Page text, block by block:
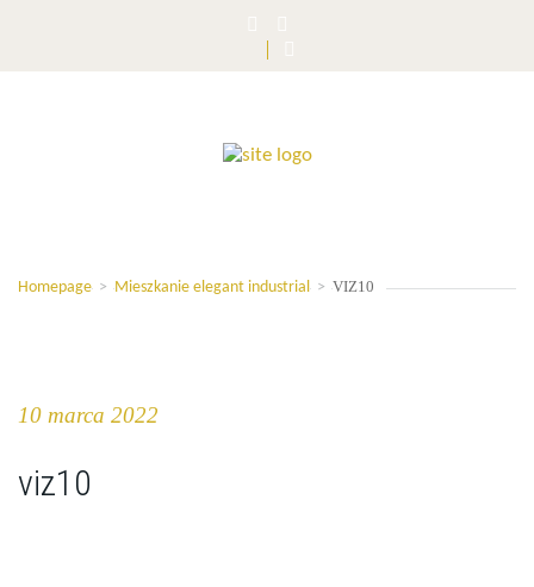
Homepage > Mieszkanie elegant industrial > VIZ10
10 marca 2022
viz10